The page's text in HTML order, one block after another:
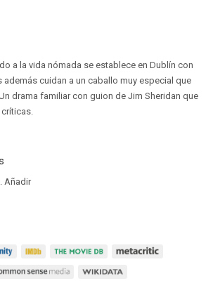
a la vida nómada se establece en Dublín con
además cuidan a un caballo muy especial que
drama familiar con guion de Jim Sheridan que
Añadir